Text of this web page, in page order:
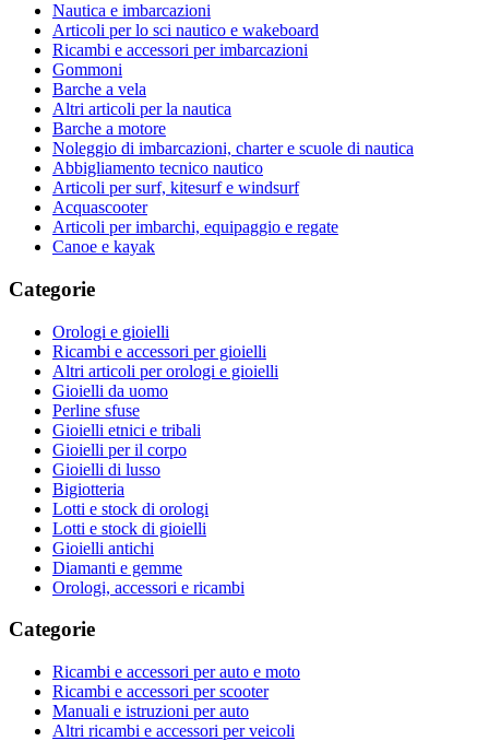
Nautica e imbarcazioni
Articoli per lo sci nautico e wakeboard
Ricambi e accessori per imbarcazioni
Gommoni
Barche a vela
Altri articoli per la nautica
Barche a motore
Noleggio di imbarcazioni, charter e scuole di nautica
Abbigliamento tecnico nautico
Articoli per surf, kitesurf e windsurf
Acquascooter
Articoli per imbarchi, equipaggio e regate
Canoe e kayak
Categorie
Orologi e gioielli
Ricambi e accessori per gioielli
Altri articoli per orologi e gioielli
Gioielli da uomo
Perline sfuse
Gioielli etnici e tribali
Gioielli per il corpo
Gioielli di lusso
Bigiotteria
Lotti e stock di orologi
Lotti e stock di gioielli
Gioielli antichi
Diamanti e gemme
Orologi, accessori e ricambi
Categorie
Ricambi e accessori per auto e moto
Ricambi e accessori per scooter
Manuali e istruzioni per auto
Altri ricambi e accessori per veicoli